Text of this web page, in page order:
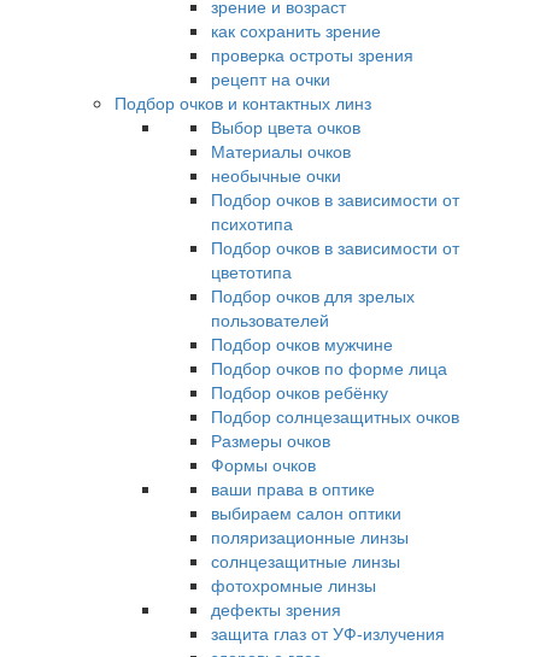
зрение и возраст
как сохранить зрение
проверка остроты зрения
рецепт на очки
Подбор очков и контактных линз
Выбор цвета очков
Материалы очков
необычные очки
Подбор очков в зависимости от
психотипа
Подбор очков в зависимости от
цветотипа
Подбор очков для зрелых
пользователей
Подбор очков мужчине
Подбор очков по форме лица
Подбор очков ребёнку
Подбор солнцезащитных очков
Размеры очков
Формы очков
ваши права в оптике
выбираем салон оптики
поляризационные линзы
солнцезащитные линзы
фотохромные линзы
дефекты зрения
защита глаз от УФ-излучения